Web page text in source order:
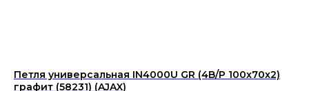
Петля универсальная IN4000U GR (4B/P 100x70x2)
графит (58231) (AJAX)